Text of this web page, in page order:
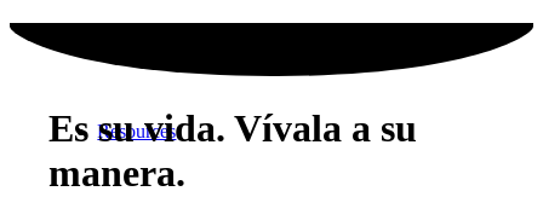
Resources
Es su vida. Vívala a su
manera.